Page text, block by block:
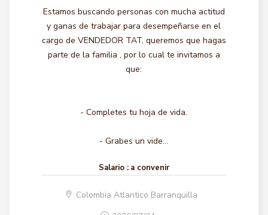
Estamos buscando personas con mucha actitud
y ganas de trabajar para desempeñarse en el
cargo de VENDEDOR TAT, queremos que hagas
parte de la familia , por lo cual te invitamos a
que:
- Completes tu hoja de vida.
- Grabes un vide...
Salario : a convenir
Colombia Atlantico Barranquilla